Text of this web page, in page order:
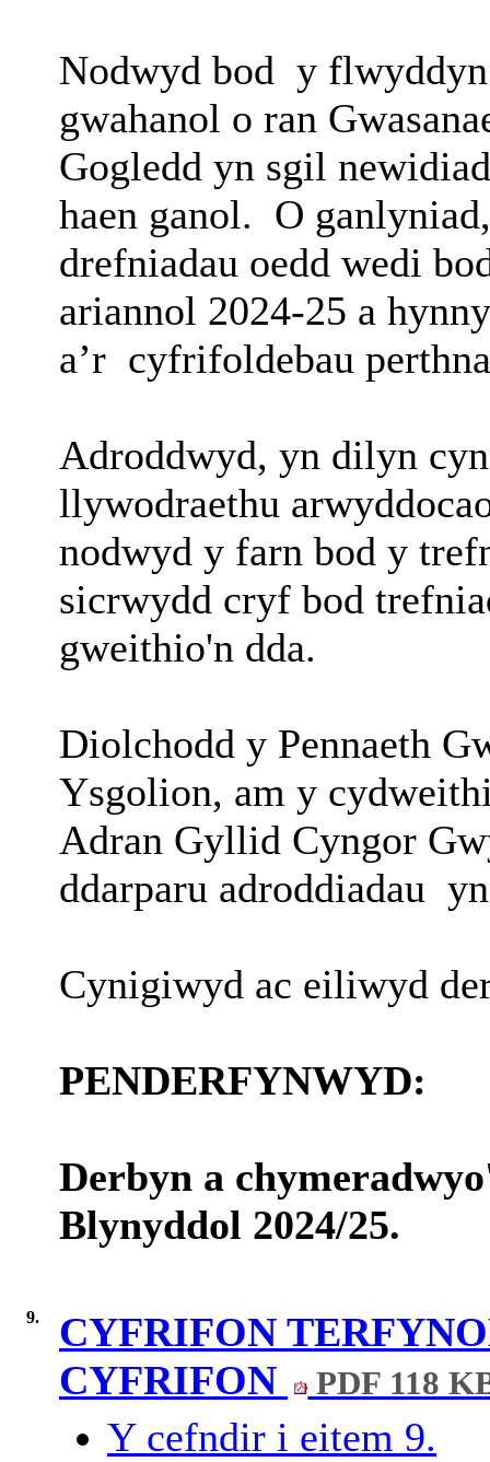
Nodwyd bod y
gwahanol o ran
Gogledd yn sgil
haen ganol. O
drefniadau oedd wedi
ariannol 2024-25 a
a’r cyfrifoldebau
Adroddwyd, yn dilyn
llywodraethu
nodwyd y farn bod y
sicrwydd cryf bod
gweithio'n dda.
Diolchodd y Pennaeth
Ysgolion, am y
Adran Gyllid Cyngor
ddarparu adroddiadau
Cynigiwyd ac eiliwyd
PENDERFYNWYD:
Derbyn a
Blynyddol 2024/25.
9.
CYFRIFON
CYFRIFON
PDF 118
Y cefndir i eitem 9.